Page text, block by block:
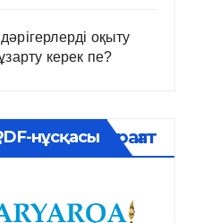
оқыту
керек пе?
PDF-нұсқасыМұрағат